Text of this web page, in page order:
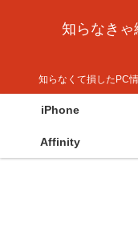
知らなき
知らなくて損したPC
iPhone
Affinity